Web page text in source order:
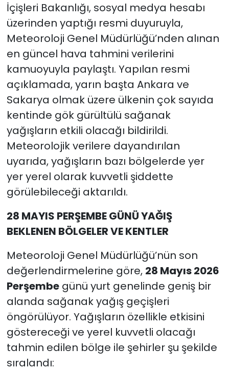
İçişleri Bakanlığı, sosyal medya hesabı
üzerinden yaptığı resmi duyuruyla,
Meteoroloji Genel Müdürlüğü’nden alınan
en güncel hava tahmini verilerini
kamuoyuyla paylaştı. Yapılan resmi
açıklamada, yarın başta Ankara ve
Sakarya olmak üzere ülkenin çok sayıda
kentinde gök gürültülü sağanak
yağışların etkili olacağı bildirildi.
Meteorolojik verilere dayandırılan
uyarıda, yağışların bazı bölgelerde yer
yer yerel olarak kuvvetli şiddette
görülebileceği aktarıldı.
28 MAYIS PERŞEMBE GÜNÜ YAĞIŞ
BEKLENEN BÖLGELER VE KENTLER
Meteoroloji Genel Müdürlüğü’nün son
değerlendirmelerine göre, 28 Mayıs 2026
Perşembegünü yurt genelinde geniş bir
alanda sağanak yağış geçişleri
öngörülüyor. Yağışların özellikle etkisini
göstereceği ve yerel kuvvetli olacağı
tahmin edilen bölge ile şehirler şu şekilde
sıralandı: